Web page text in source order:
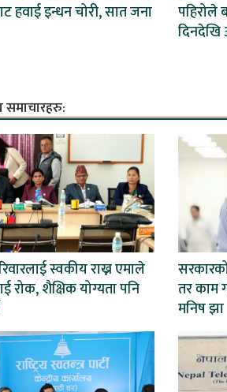
हवाई इन्धन चोरी, सात जना
पहिरोले
समाचारहरु:
स्वकीय राख्न एमाले
रोक, शैक्षिक योग्यता पनि
तर काम
मनिष झा